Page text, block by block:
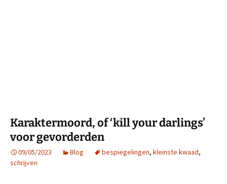
Karaktermoord, of ‘kill your darlings’
voor gevorderden
09/05/2023 Blog bespiegelingen, kleinste kwaad,
schrijven